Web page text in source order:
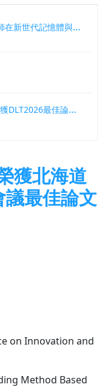
【專題演講】 梁郁珮教授 程式設計師在新世代記憶體與儲存系統中的角色與挑戰
周兆龍及郭崇韋老師指導的研究團隊獲DLT2026最佳論文獎
獲北海道
最佳論文
on Innovation and
Method Based